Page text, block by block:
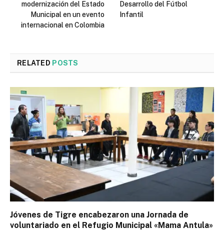
modernización del Estado
Municipal en un evento
internacional en Colombia
Desarrollo del Fútbol
Infantil
RELATED POSTS
Jóvenes de Tigre encabezaron una Jornada de
voluntariado en el Refugio Municipal «Mama Antula»